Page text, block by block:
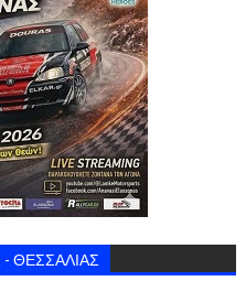
ΘΕΣΣΑΛΙΑΣ